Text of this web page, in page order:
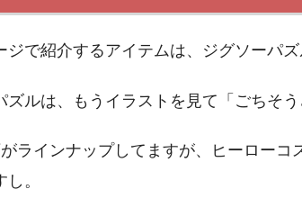
ジで紹介するアイテムは、ジグソーパ
ズルは、もうイラストを見て「ごちそ
ラインナップしてますが、ヒーロー
。